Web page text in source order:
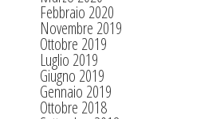
Febbraio 2020
Novembre 2019
Ottobre 2019
Luglio 2019
Giugno 2019
Gennaio 2019
Ottobre 2018